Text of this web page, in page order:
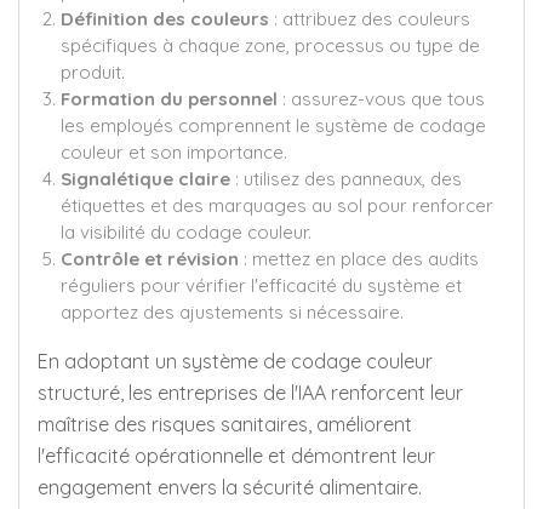
Définition des couleurs : attribuez des couleurs
spécifiques à chaque zone, processus ou type de
produit.
Formation du personnel : assurez-vous que tous
les employés comprennent le système de codage
couleur et son importance.
Signalétique claire : utilisez des panneaux, des
étiquettes et des marquages au sol pour renforcer
la visibilité du codage couleur.
Contrôle et révision : mettez en place des audits
réguliers pour vérifier l'efficacité du système et
apportez des ajustements si nécessaire.
En adoptant un système de codage couleur
structuré, les entreprises de l'IAA renforcent leur
maîtrise des risques sanitaires, améliorent
l'efficacité opérationnelle et démontrent leur
engagement envers la sécurité alimentaire.